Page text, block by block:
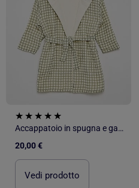
Accappatoio in spugna e garza di cotone - Kiabi Home
20,00 €
Vedi prodotto